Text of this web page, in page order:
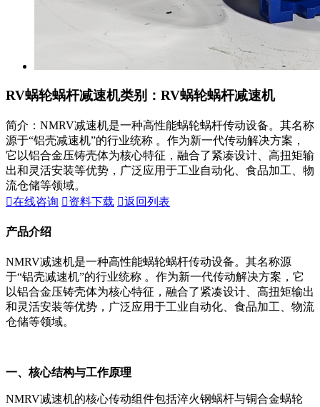
RV蜗轮蜗杆减速机类别：RV蜗轮蜗杆减速机
简介：NMRV减速机是一种高性能蜗轮蜗杆传动设备。其名称
源于“铝壳减速机”的行业统称 。作为新一代传动解决方案，
它以铝合金压铸壳体为核心特征，融合了紧凑设计、高扭矩输
出和灵活安装等优势，广泛应用于工业自动化、食品加工、物
流仓储等领域。
在线咨询 资料下载 返回列表
产品介绍
NMRV减速机是一种高性能蜗轮蜗杆传动设备。其名称源
于“铝壳减速机”的行业统称 。作为新一代传动解决方案，它
以铝合金压铸壳体为核心特征，融合了紧凑设计、高扭矩输出
和灵活安装等优势，广泛应用于工业自动化、食品加工、物流
仓储等领域。
一、核心结构与工作原理
NMRV减速机的核心传动组件包括淬火钢蜗杆与铜合金蜗轮